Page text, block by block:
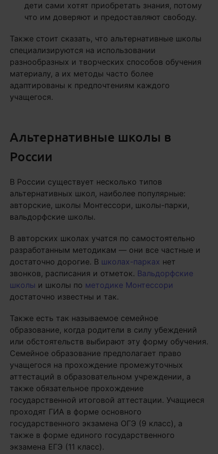
дети сами хотят приобретать знания, потому
что им доверяют и предоставляют свободу.
Также стоит сказать, что альтернативные школы
специализируются на использовании
разнообразных и творческих способов обучения
материалу, а их методы часто более
адаптированы к предпочтениям каждого
учащегося.
Альтернативные школы в
России
В России существует несколько типов
альтернативных школ, наиболее популярные:
авторские, школы Монтессори, школы-парки,
вальдорфские школы.
В авторских школах учатся по самостоятельно
разработанным методикам — они все частные и
достаточно дорогие. В школах-парках нет
звонков, расписания и отметок. Вальдорфские
школы и школы по методике Монтессори
достаточно известны и так.
Также есть так называемое семейное
образование, когда родители в силу убеждений
или обстоятельств выбирают эту форму обучения.
Семейное образование предполагает право
учащегося на прохождение промежуточных
аттестаций в образовательном учреждении, а
также обязательное прохождение
государственной итоговой аттестации. Учащиеся
проходят ГИА в форме основного
государственного экзамена ОГЭ (9 класс), а
также в форме единого государственного
экзамена ЕГЭ (11 класс).